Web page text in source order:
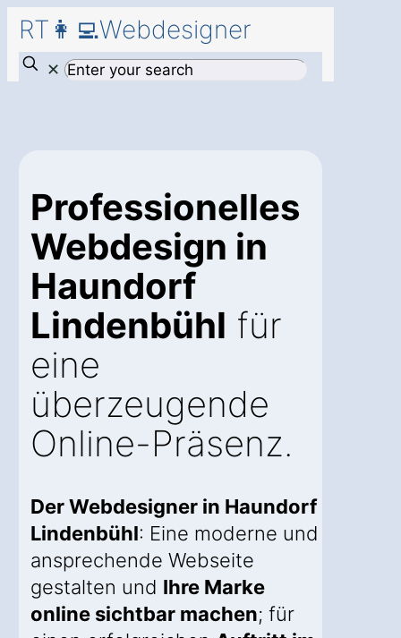
RT👩‍💻Webdesigner
✕
Professionelles
Webdesign in
Haundorf
Lindenbühl für
eine
überzeugende
Online-Präsenz.
Der Webdesigner in Haundorf
Lindenbühl: Eine moderne und
ansprechende Webseite
gestalten und Ihre Marke
online sichtbar machen; für